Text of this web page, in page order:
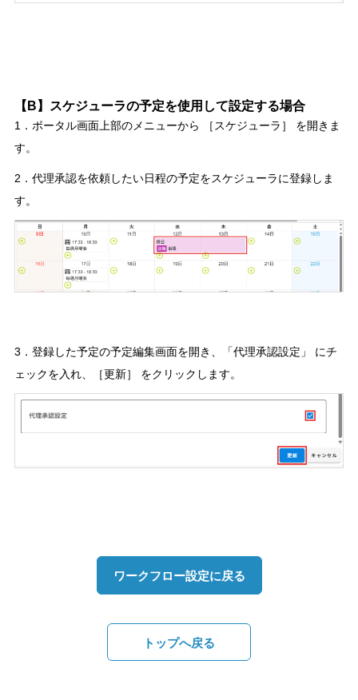
【B】スケジューラの予定を使用して設定する場合
1．ポータル画面上部のメニューから ［スケジューラ］ を開きま
す。
2．代理承認を依頼したい日程の予定をスケジューラに登録しま
す。
3．登録した予定の予定編集画面を開き、「代理承認設定」 にチ
ェックを入れ、［更新］ をクリックします。
ワークフロー設定に戻る
トップへ戻る